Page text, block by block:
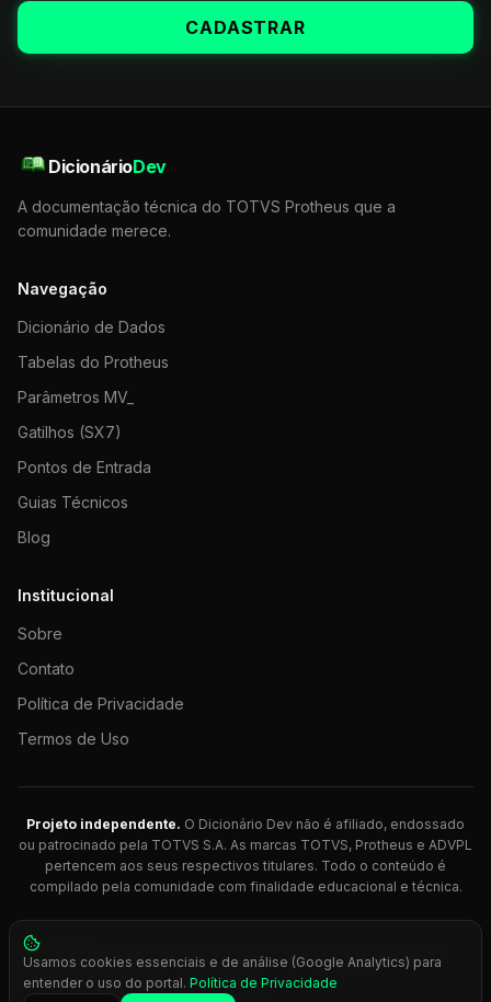
CADASTRAR
DicionárioDev
A documentação técnica do TOTVS Protheus que a
comunidade merece.
Navegação
Dicionário de Dados
Tabelas do Protheus
Parâmetros MV_
Gatilhos (SX7)
Pontos de Entrada
Guias Técnicos
Blog
Institucional
Sobre
Contato
Política de Privacidade
Termos de Uso
Projeto independente. O Dicionário Dev não é afiliado, endossado
ou patrocinado pela TOTVS S.A. As marcas TOTVS, Protheus e ADVPL
pertencem aos seus respectivos titulares. Todo o conteúdo é
compilado pela comunidade com finalidade educacional e técnica.
© 2026 Dicionário Dev. Feito com 💚 para desenvolvedores
Protheus.
Press Ctrl+K
Usamos cookies essenciais e de análise (Google Analytics) para
entender o uso do portal. Política de Privacidade